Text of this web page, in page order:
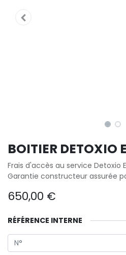
BOITIER DETOXIO
Frais d'accès au service Detoxio
Garantie constructeur assurée
650,00 €
RÉFÉRENCE INTERNE